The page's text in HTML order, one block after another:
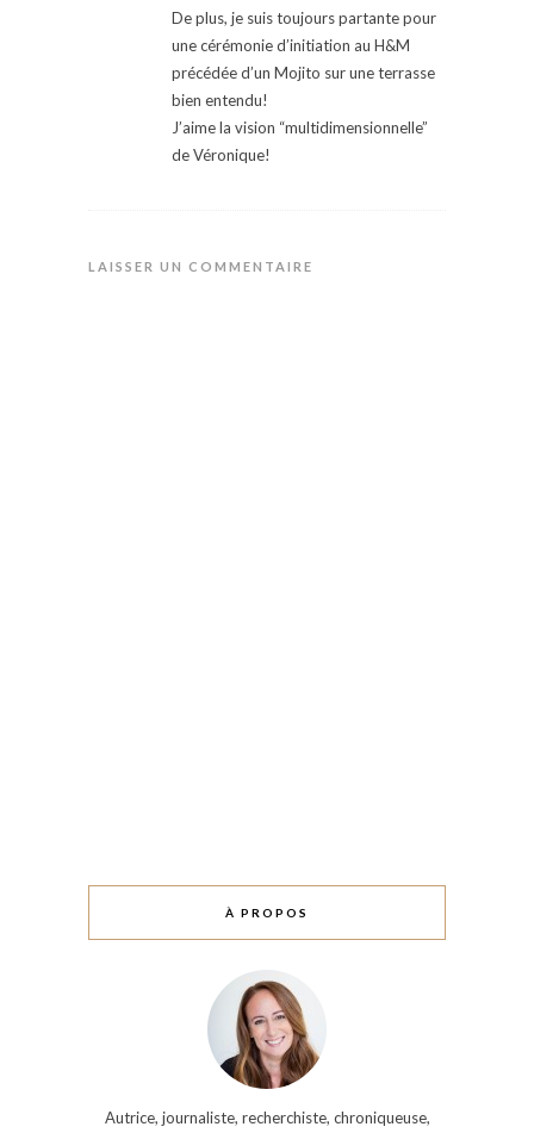
De plus, je suis toujours partante pour
une cérémonie d’initiation au H&M
précédée d’un Mojito sur une terrasse
bien entendu!
J’aime la vision “multidimensionnelle”
de Véronique!
LAISSER UN COMMENTAIRE
À PROPOS
Autrice, journaliste, recherchiste, chroniqueuse,